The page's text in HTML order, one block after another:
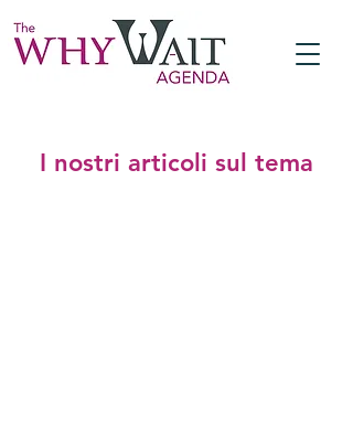
I nostri articoli sul tema